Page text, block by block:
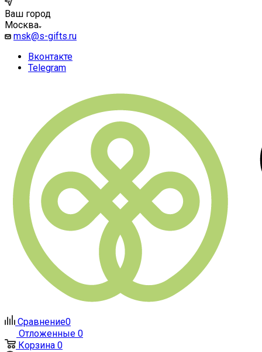
Ваш город
Москва
msk@s-gifts.ru
Вконтакте
Telegram
Сравнение0
Отложенные 0
Корзина 0